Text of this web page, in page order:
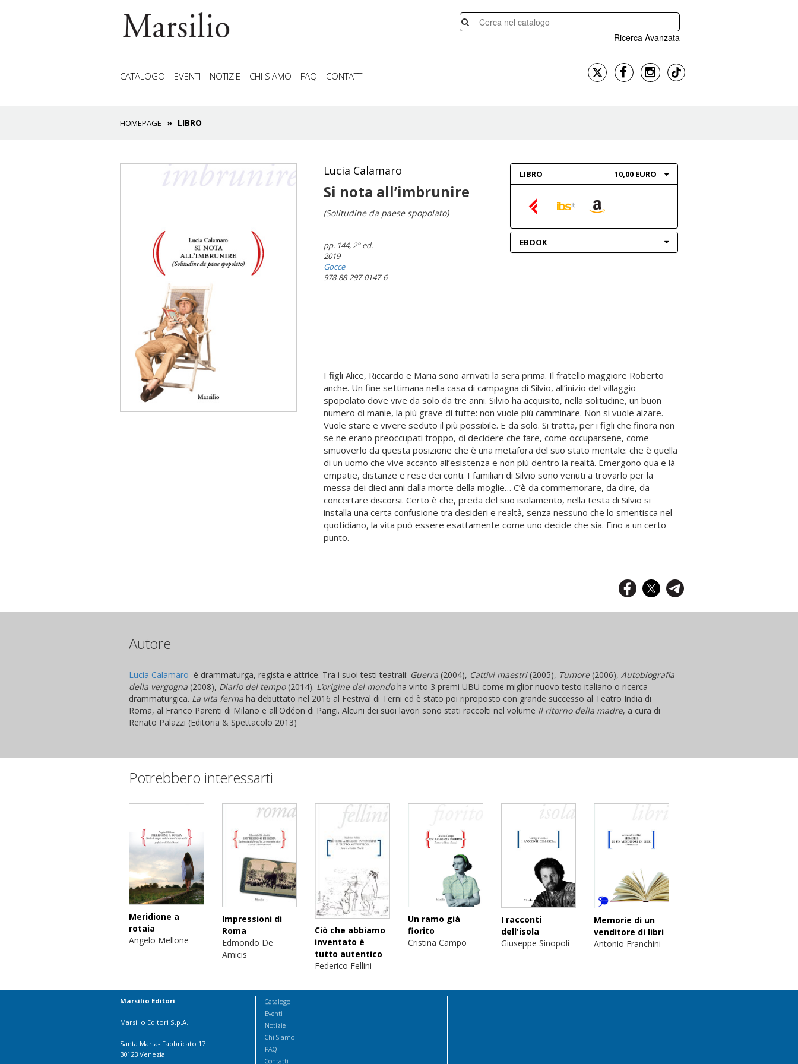
Ricerca Avanzata
CATALOGO EVENTI NOTIZIE CHI SIAMO FAQ CONTATTI
HOMEPAGE LIBRO
Lucia Calamaro
Si nota all’imbrunire
(Solitudine da paese spopolato)
pp. 144, 2° ed.
2019
Gocce
978-88-297-0147-6
LIBRO 10,00 EURO
EBOOK
I figli Alice, Riccardo e Maria sono arrivati la sera prima. Il fratello maggiore Roberto
anche. Un fine settimana nella casa di campagna di Silvio, all’inizio del villaggio
spopolato dove vive da solo da tre anni. Silvio ha acquisito, nella solitudine, un buon
numero di manie, la più grave di tutte: non vuole più camminare. Non si vuole alzare.
Vuole stare e vivere seduto il più possibile. E da solo. Si tratta, per i figli che finora non
se ne erano preoccupati troppo, di decidere che fare, come occuparsene, come
smuoverlo da questa posizione che è una metafora del suo stato mentale: che è quella
di un uomo che vive accanto all’esistenza e non più dentro la realtà. Emergono qua e là
empatie, distanze e rese dei conti. I familiari di Silvio sono venuti a trovarlo per la
messa dei dieci anni dalla morte della moglie… C’è da commemorare, da dire, da
concertare discorsi. Certo è che, preda del suo isolamento, nella testa di Silvio si
installa una certa confusione tra desideri e realtà, senza nessuno che lo smentisca nel
quotidiano, la vita può essere esattamente come uno decide che sia. Fino a un certo
punto.
Autore
Lucia Calamaro è drammaturga, regista e attrice. Tra i suoi testi teatrali: Guerra (2004), Cattivi maestri(2005), Tumore(2006), Autobiografia
della vergogna (2008), Diario del tempo(2014). L’origine del mondoha vinto 3 premi UBU come miglior nuovo testo italiano o ricerca
drammaturgica. La vita ferma ha debuttato nel 2016 al Festival di Terni ed è stato poi riproposto con grande successo al Teatro India di
Roma, al Franco Parenti di Milano e all'Odéon di Parigi. Alcuni dei suoi lavori sono stati raccolti nel volume Il ritorno della madre, a cura di
Renato Palazzi (Editoria & Spettacolo 2013)
Potrebbero interessarti
Meridione a
rotaia
Angelo Mellone
Impressioni di
Roma
Edmondo De
Amicis
Ciò che abbiamo
inventato è
tutto autentico
Federico Fellini
Un ramo già
fiorito
Cristina Campo
I racconti
dell'isola
Giuseppe Sinopoli
Memorie di un
venditore di libri
Antonio Franchini
Marsilio Editori
Marsilio Editori S.p.A.
Santa Marta- Fabbricato 17
30123 Venezia
Catalogo
Eventi
Notizie
Chi Siamo
FAQ
Contatti